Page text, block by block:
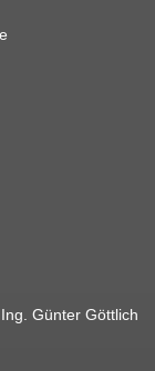
Günter Göttlich